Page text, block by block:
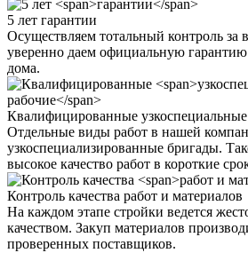
5 лет гарантии
Осуществляем тотальный контроль за
уверенно даем официальную
дома.
Квалифицированные
Отдельные виды работ в нашей
узкоспециализированные бригады.
высокое качество работ в короткие
Контроль качества работ и материалов
На каждом этапе стройки ведется
качеством. Закуп материалов
проверенных поставщиков.